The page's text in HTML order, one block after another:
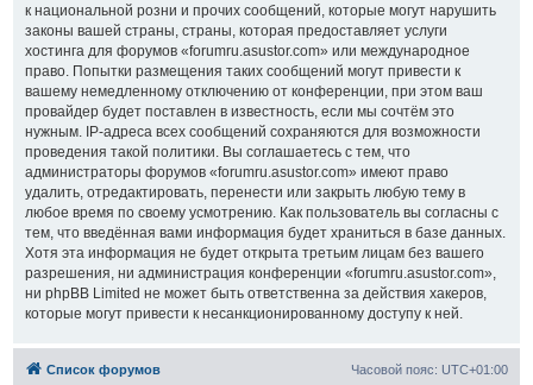
к национальной розни и прочих сообщений, которые могут нарушить
законы вашей страны, страны, которая предоставляет услуги
хостинга для форумов «forumru.asustor.com» или международное
право. Попытки размещения таких сообщений могут привести к
вашему немедленному отключению от конференции, при этом ваш
провайдер будет поставлен в известность, если мы сочтём это
нужным. IP-адреса всех сообщений сохраняются для возможности
проведения такой политики. Вы соглашаетесь с тем, что
администраторы форумов «forumru.asustor.com» имеют право
удалить, отредактировать, перенести или закрыть любую тему в
любое время по своему усмотрению. Как пользователь вы согласны с
тем, что введённая вами информация будет храниться в базе данных.
Хотя эта информация не будет открыта третьим лицам без вашего
разрешения, ни администрация конференции «forumru.asustor.com»,
ни phpBB Limited не может быть ответственна за действия хакеров,
которые могут привести к несанкционированному доступу к ней.
Список форумов Часовой пояс: UTC+01:00